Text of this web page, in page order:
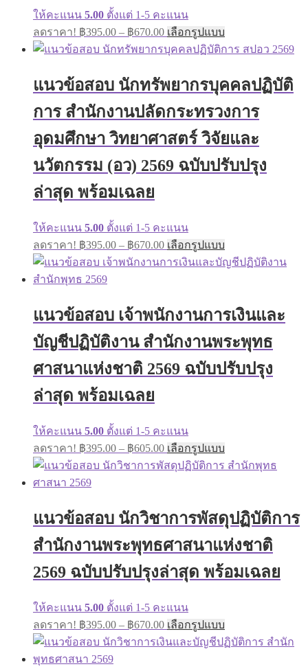
ให้คะแนน 5.00 ตั้งแต่ 1-5 คะแนน
ลดราคา! ฿395.00 – ฿670.00Price
range:
฿395.00
฿670.00
เลือกรูปแบบ
product
has
variants.
The
may
chosen
the
product
แนวข้อสอบ นักทรัพยากรบุคคลปฏิบัติ
การ สำนักงานปลัดกระทรวงการ
อุดมศึกษา วิทยาศาสตร์ วิจัยและ
นวัตกรรม (อว) 2569 ฉบับปรับปรุง
ล่าสุด พร้อมเฉลย
ให้คะแนน 5.00 ตั้งแต่ 1-5 คะแนน
ลดราคา! ฿395.00 – ฿670.00Price
range:
฿395.00
เลือกรูปแบบ
product
has
options
be
chosen
on
the
แนวข้อสอบ เจ้าพนักงานการเงินและ
บัญชีปฏิบัติงาน สำนักงานพระพุทธ
ศาสนาแห่งชาติ 2569 ฉบับปรับปรุง
ล่าสุด พร้อมเฉลย
ให้คะแนน 5.00 ตั้งแต่ 1-5 คะแนน
ลดราคา! ฿395.00 – ฿605.00Price
range:
฿395.00
เลือกรูปแบบ
product
has
options
may
be
chosen
on
the
แนวข้อสอบ นักวิชาการพัสดุปฏิบัติการ
สำนักงานพระพุทธศาสนาแห่งชาติ
2569 ฉบับปรับปรุงล่าสุด พร้อมเฉลย
ให้คะแนน 5.00 ตั้งแต่ 1-5 คะแนน
ลดราคา! ฿395.00 – ฿670.00Price
range:
฿395.00
เลือกรูปแบบ
product
has